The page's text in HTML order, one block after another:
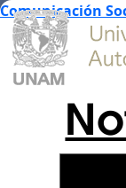
Comunicación